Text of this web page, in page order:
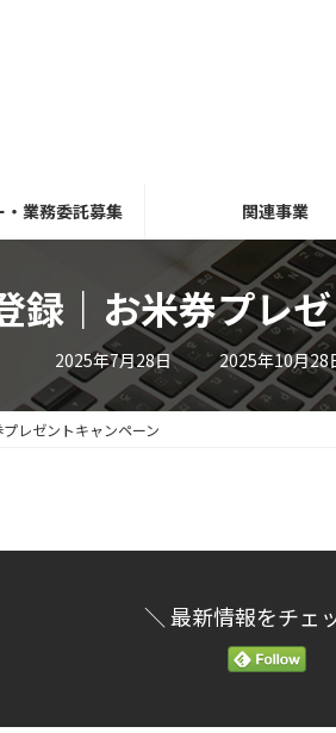
業務委託募集 関連事業
録｜お米券プレ
2025年7月28日 最
終
更
新
日
2025年10月28
レゼントキャンペーン
＼ 最新情報をチェ